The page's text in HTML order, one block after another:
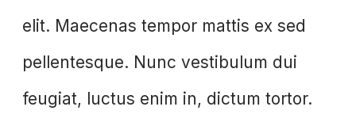
elit. Maecenas tempor mattis ex sed
pellentesque. Nunc vestibulum dui
feugiat, luctus enim in, dictum tortor.